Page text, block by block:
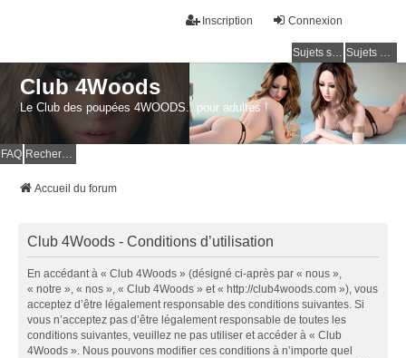
Connexion
Inscription
Sujets sans réponse Sujets actifs
Club 4Woods
Le Club des poupées 4WOODS...pour adultes !
FAQ
Accueil du forum
Club 4Woods - Conditions d’utilisation
En accédant à « Club 4Woods » (désigné ci-après par « nous »,
« notre », « nos », « Club 4Woods » et « http://club4woods.com »), vous
acceptez d’être légalement responsable des conditions suivantes. Si
vous n’acceptez pas d’être légalement responsable de toutes les
conditions suivantes, veuillez ne pas utiliser et accéder à « Club
4Woods ». Nous pouvons modifier ces conditions à n’importe quel